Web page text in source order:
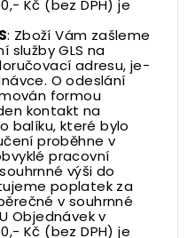
Kč (bez DPH) je
: Zboží Vám zašleme
služby GLS na
adresu, je-
O odeslání
formou
kontakt na
balíku, které bylo
proběhne v
pracovní
výši do
poplatek za
v souhrnné
Objednávek v
Kč (bez DPH) je